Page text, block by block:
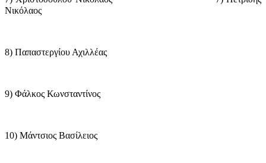
Νικόλαος
8) Παπαστεργίου Αχιλλέας
9) Φάλκος Κωνσταντίνος
10) Μάντσιος Βασίλειος